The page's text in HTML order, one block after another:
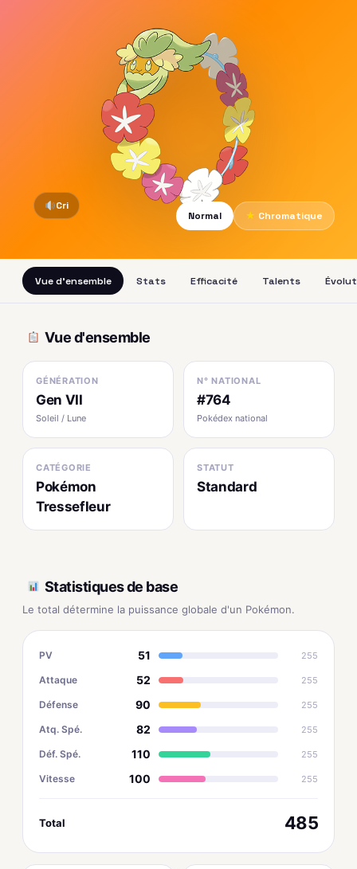
Cri
Normal
★ Chromatique
Vue d'ensemble Stats Efficacité Talents
Vue d'ensemble
GÉNÉRATION
Gen VII
Soleil / Lune
N° NATIONAL
#764
Pokédex national
CATÉGORIE
Pokémon
Tressefleur
STATUT
Standard
Statistiques de base
Le total détermine la puissance globale d'un Pokémon.
PV 51 255
Attaque 52 255
Défense 90 255
Atq. Spé. 82 255
Déf. Spé. 110 255
Vitesse 100 255
Total 485